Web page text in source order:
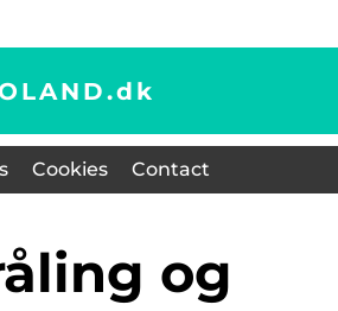
dk
Cookies Contact